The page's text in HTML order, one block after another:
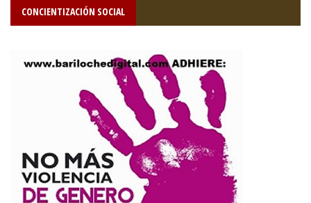
CONCIENTIZACIÓN SOCIAL